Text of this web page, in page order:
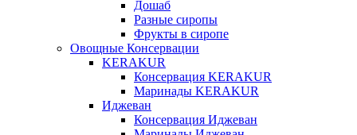
Дошаб
Разные сиропы
Фрукты в сиропе
Овощные Консервации
KERAKUR
Консервация KERAKUR
Маринады KERAKUR
Иджеван
Консервация Иджеван